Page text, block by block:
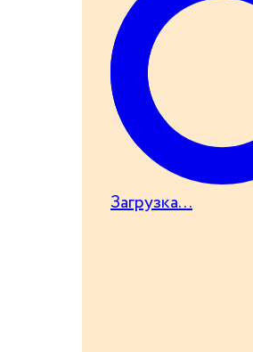
Загрузка...